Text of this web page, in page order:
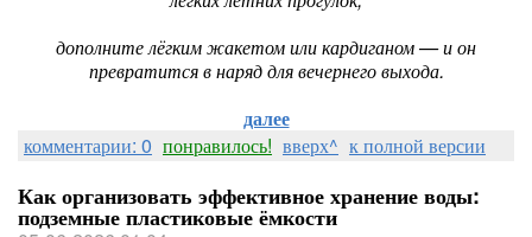
дополните лёгким жакетом или кардиганом — и он
превратится в наряд для вечернего выхода.
далее
комментарии: 0 понравилось! вверх^ к полной версии
Как организовать эффективное хранение воды:
подземные пластиковые ёмкости